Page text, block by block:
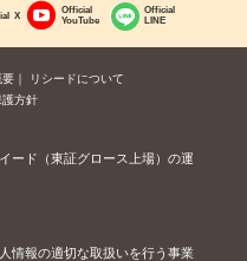
X
Official
YouTube
Official
LINE
要
リシードについて
方針
ード（東証グロース上場）の運
情報の適切な取扱いを行う事業